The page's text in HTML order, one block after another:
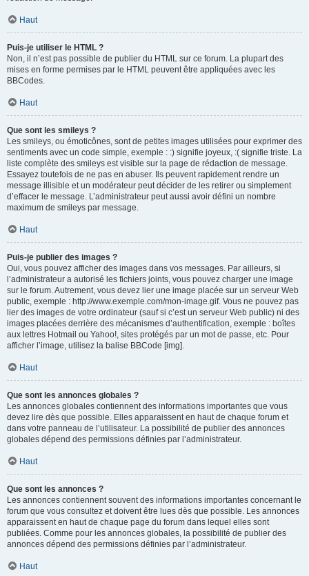
Haut
Puis-je utiliser le HTML ?
Non, il n’est pas possible de publier du HTML sur ce forum. La plupart des
mises en forme permises par le HTML peuvent être appliquées avec les
BBCodes.
Haut
Que sont les smileys ?
Les smileys, ou émoticônes, sont de petites images utilisées pour exprimer des
sentiments avec un code simple, exemple : :) signifie joyeux, :( signifie triste. La
liste complète des smileys est visible sur la page de rédaction de message.
Essayez toutefois de ne pas en abuser. Ils peuvent rapidement rendre un
message illisible et un modérateur peut décider de les retirer ou simplement
d’effacer le message. L’administrateur peut aussi avoir défini un nombre
maximum de smileys par message.
Haut
Puis-je publier des images ?
Oui, vous pouvez afficher des images dans vos messages. Par ailleurs, si
l’administrateur a autorisé les fichiers joints, vous pouvez charger une image
sur le forum. Autrement, vous devez lier une image placée sur un serveur Web
public, exemple : http://www.exemple.com/mon-image.gif. Vous ne pouvez pas
lier des images de votre ordinateur (sauf si c’est un serveur Web public) ni des
images placées derrière des mécanismes d’authentification, exemple : boîtes
aux lettres Hotmail ou Yahoo!, sites protégés par un mot de passe, etc. Pour
afficher l’image, utilisez la balise BBCode [img].
Haut
Que sont les annonces globales ?
Les annonces globales contiennent des informations importantes que vous
devez lire dès que possible. Elles apparaissent en haut de chaque forum et
dans votre panneau de l’utilisateur. La possibilité de publier des annonces
globales dépend des permissions définies par l’administrateur.
Haut
Que sont les annonces ?
Les annonces contiennent souvent des informations importantes concernant le
forum que vous consultez et doivent être lues dès que possible. Les annonces
apparaissent en haut de chaque page du forum dans lequel elles sont
publiées. Comme pour les annonces globales, la possibilité de publier des
annonces dépend des permissions définies par l’administrateur.
Haut